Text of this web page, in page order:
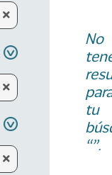
No
tu
“”.